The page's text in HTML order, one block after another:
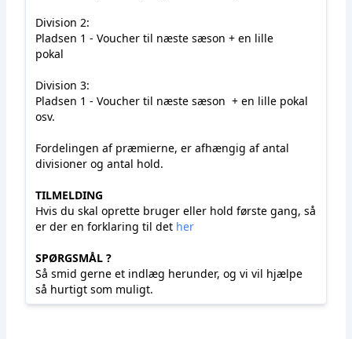
Division 2:
Pladsen 1 - Voucher til næste sæson + en lille
pokal
Division 3:
Pladsen 1 - Voucher til næste sæson + en lille pokal
osv.
Fordelingen af præmierne, er afhængig af antal
divisioner og antal hold.
TILMELDING
Hvis du skal oprette bruger eller hold første gang, så
er der en forklaring til det her
SPØRGSMÅL ?
Så smid gerne et indlæg herunder, og vi vil hjælpe
så hurtigt som muligt.